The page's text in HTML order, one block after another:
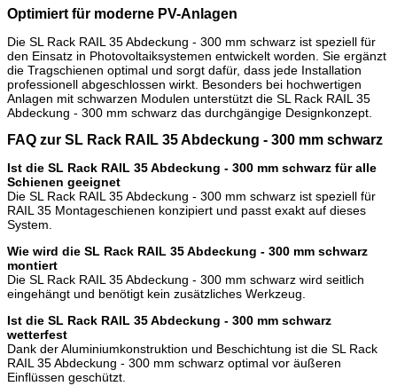
Optimiert für moderne PV-Anlagen
Die SL Rack RAIL 35 Abdeckung - 300 mm schwarz ist speziell für
den Einsatz in Photovoltaiksystemen entwickelt worden. Sie ergänzt
die Tragschienen optimal und sorgt dafür, dass jede Installation
professionell abgeschlossen wirkt. Besonders bei hochwertigen
Anlagen mit schwarzen Modulen unterstützt die SL Rack RAIL 35
Abdeckung - 300 mm schwarz das durchgängige Designkonzept.
FAQ zur SL Rack RAIL 35 Abdeckung - 300 mm schwarz
Ist die SL Rack RAIL 35 Abdeckung - 300 mm schwarz für alle
Schienen geeignet
Die SL Rack RAIL 35 Abdeckung - 300 mm schwarz ist speziell für
RAIL 35 Montageschienen konzipiert und passt exakt auf dieses
System.
Wie wird die SL Rack RAIL 35 Abdeckung - 300 mm schwarz
montiert
Die SL Rack RAIL 35 Abdeckung - 300 mm schwarz wird seitlich
eingehängt und benötigt kein zusätzliches Werkzeug.
Ist die SL Rack RAIL 35 Abdeckung - 300 mm schwarz
wetterfest
Dank der Aluminiumkonstruktion und Beschichtung ist die SL Rack
RAIL 35 Abdeckung - 300 mm schwarz optimal vor äußeren
Einflüssen geschützt.